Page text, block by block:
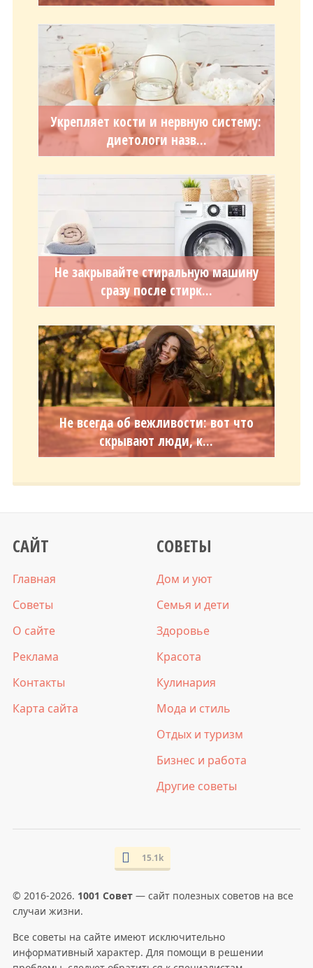
Укрепляет кости и нервную систему:
диетологи назв...
Не закрывайте стиральную машину
сразу после стирк...
Не всегда об вежливости: вот что
скрывают люди, к...
САЙТ
Главная
Советы
О сайте
Реклама
Контакты
Карта сайта
СОВЕТЫ
Дом и уют
Семья и дети
Здоровье
Красота
Кулинария
Мода и стиль
Отдых и туризм
Бизнес и работа
Другие советы
15.1k
© 2016-2026. 1001 Совет— сайт полезных советов на все
случаи жизни.
Все советы на сайте имеют исключительно
информативный характер. Для помощи в решении